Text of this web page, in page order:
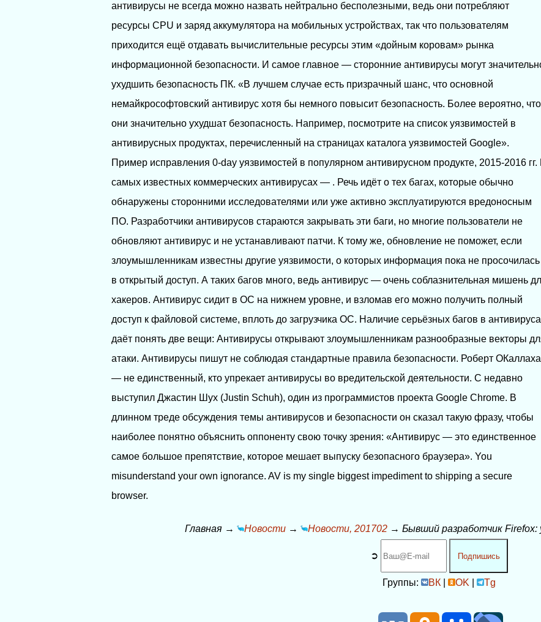
антивирусы не всегда можно назвать нейтрально бесполезными, ведь они потребляют
ресурсы CPU и заряд аккумулятора на мобильных устройствах, так что пользователям
приходится ещё отдавать вычислительные ресурсы этим «дойным коровам» рынка
информационной безопасности. И самое главное — сторонние антивирусы могут
ухудшить безопасность ПК. «В лучшем случае есть призрачный шанс, что основной
немайкрософтовский антивирус хотя бы немного повысит безопасность. Более вероятно, что
они значительно ухудшат безопасность. Например, посмотрите на список уязвимостей в
антивирусных продуктах, перечисленный на страницах каталога уязвимостей Google».
Пример исправления 0-day уязвимостей в популярном антивирусном продукте, 2015-2016 гг.
самых известных коммерческих антивирусах — . Речь идёт о тех багах, которые обычно
обнаружены сторонними исследователями или уже активно эксплуатируются вредоносным
ПО. Разработчики антивирусов стараются закрывать эти баги, но многие пользователи не
обновляют антивирус и не устанавливают патчи. К тому же, обновление не поможет, если
злоумышленникам известны другие уязвимости, о которых информация пока не просочилась
в открытый доступ. А таких багов много, ведь антивирус — очень соблазнительная мишень
хакеров. Антивирус сидит в ОС на нижнем уровне, и взломав его можно получить полный
доступ к файловой системе, вплоть до загрузчика ОС. Наличие серьёзных багов в
даёт понять две вещи: Антивирусы открывают злоумышленникам разнообразные векторы
атаки. Антивирусы пишут не соблюдая стандартные правила безопасности. Роберт
— не единственный, кто упрекает антивирусы во вредительской деятельности. С недавно
выступил Джастин Шух (Justin Schuh), один из программистов проекта Google Chrome. В
длинном треде обсуждения темы антивирусов и безопасности он сказал такую фразу, чтобы
наиболее понятно объяснить оппоненту свою точку зрения: «Антивирус — это единственное
самое большое препятствие, которое мешает выпуску безопасного браузера». You
misunderstand your own ignorance. AV is my single biggest impediment to shipping a secure
browser.
Главная → Новости → Новости, 201702 →Бывший разработчик
➲ Подпишись
Группы: ВК | OK | Tg